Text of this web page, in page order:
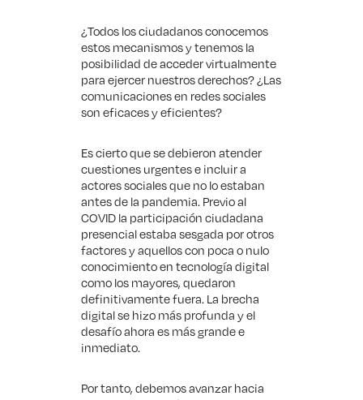
¿Todos los ciudadanos conocemos
estos mecanismos y tenemos la
posibilidad de acceder virtualmente
para ejercer nuestros derechos? ¿Las
comunicaciones en redes sociales
son eficaces y eficientes?
Es cierto que se debieron atender
cuestiones urgentes e incluir a
actores sociales que no lo estaban
antes de la pandemia. Previo al
COVID la participación ciudadana
presencial estaba sesgada por otros
factores y aquellos con poca o nulo
conocimiento en tecnología digital
como los mayores, quedaron
definitivamente fuera. La brecha
digital se hizo más profunda y el
desafío ahora es más grande e
inmediato.
Por tanto, debemos avanzar hacia